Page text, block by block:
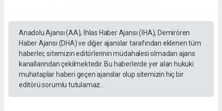
Anadolu Ajansı (AA), İhlas Haber Ajansı (İHA), Demirören
Haber Ajansı (DHA) ve diğer ajanslar tarafından eklenen tüm
haberler, sitemizin editörlerinin müdahalesi olmadan ajans
kanallarından çekilmektedir. Bu haberlerde yer alan hukuki
muhataplar haberi geçen ajanslar olup sitemizin hiç bir
editörü sorumlu tutulamaz...